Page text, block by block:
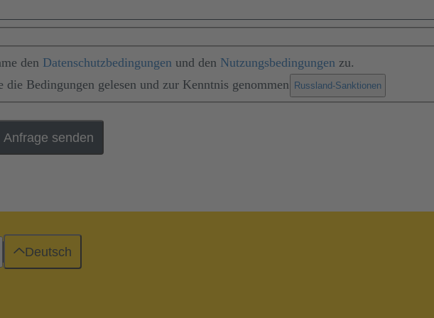
den Datenschutzbedingungen und den Nutzungsbedingungen zu.
die Bedingungen gelesen und zur Kenntnis genommen Russland-Sanktionen
Anfrage senden
Deutsch